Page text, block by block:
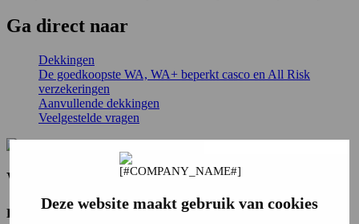
Deze website maakt gebruik van cookies
Ga direct naar
Dekkingen
De goedkoopste WA, WA+ beperkt casco en All Risk
verzekeringen
Aanvullende dekkingen
Veelgestelde vragen
Wie is de Vereende?
De Vereende is de maatschappij die bijzondere risico’s wel wil